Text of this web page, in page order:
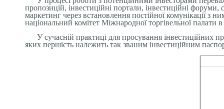
пропозицій, інвестиційні портали, інвестиційні
маркетинг через встановлення постійної комунікації з
національний комітет Міжнародної торгівельної палати
У сучасній практиці для просування інвестиційних
яких першість належить так званим інвестиційним